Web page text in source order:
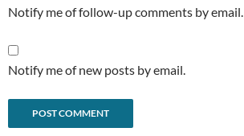
Notify me of follow-up comments by email.
Notify me of new posts by email.